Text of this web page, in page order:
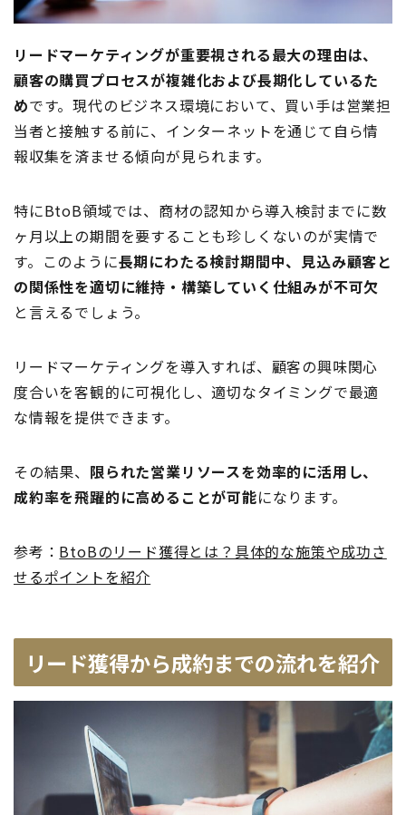
リードマーケティングが重要視される最大の理由は、
顧客の購買プロセスが複雑化および長期化しているた
めです。現代のビジネス環境において、買い手は営業担
当者と接触する前に、インターネットを通じて自ら情
報収集を済ませる傾向が見られます。
特にBtoB領域では、商材の認知から導入検討までに数
ヶ月以上の期間を要することも珍しくないのが実情で
す。このように長期にわたる検討期間中、見込み顧客と
の関係性を適切に維持・構築していく仕組みが不可欠
と言えるでしょう。
リードマーケティングを導入すれば、顧客の興味関心
度合いを客観的に可視化し、適切なタイミングで最適
な情報を提供できます。
その結果、 限られた営業リソースを効率的に活用し、
成約率を飛躍的に高めることが可能になります。
参考： BtoBのリード獲得とは？具体的な施策や成功さ
せるポイントを紹介
リード獲得から成約までの流れを紹介